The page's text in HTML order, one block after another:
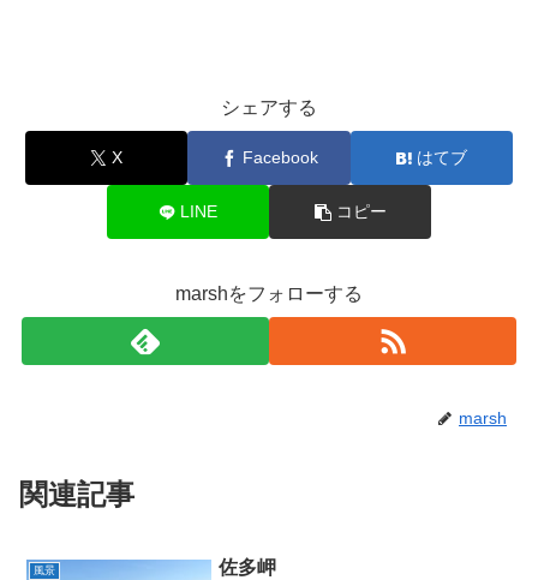
シェアする
X Facebook はてブ
LINE コピー
marshをフォローする
marsh
関連記事
風景 佐多岬